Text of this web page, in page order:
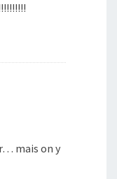
mais on y